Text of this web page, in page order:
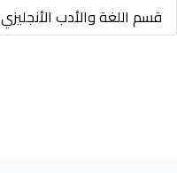
قسم اللغة والأدب الأنجليزي